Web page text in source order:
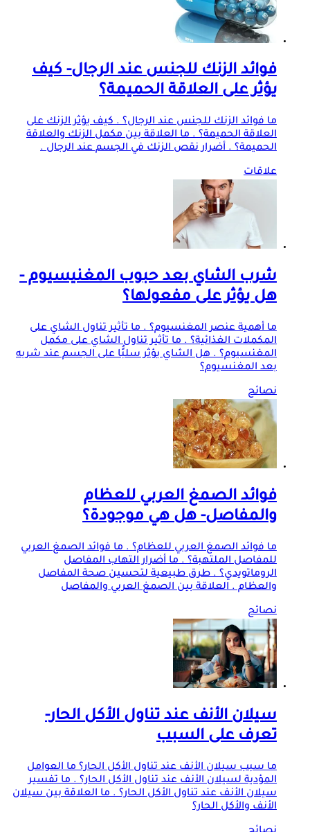
فوائد الزنك للجنس عند الرجال- كيف
يؤثر على العلاقة الحميمة؟
ما فوائد الزنك للجنس عند الرجال؟ . كيف يؤثر الزنك على
العلاقة الحميمة؟ . ما العلاقة بين مكمل الزنك والعلاقة
الحميمة؟ . أضرار نقص الزنك في الجسم عند الرجال .
علاقات
شرب الشاي بعد حبوب المغنيسيوم -
هل يؤثر على مفعولها؟
ما أهمية عنصر المغنسيوم؟ . ما تأثير تناول الشاي على
المكملات الغذائية؟ . ما تأثير تناول الشاي على مكمل
المغنسيوم؟ . هل الشاي يؤثر سلبًُا على الجسم عند شربه
بعد المغنسيوم؟
نصائح
فوائد الصمغ العربي للعظام
والمفاصل- هل هي موجودة؟
ما فوائد الصمغ العربي للعظام؟ . ما فوائد الصمغ العربي
للمفاصل الملتهبة؟ . ما أضرار التهاب المفاصل
الروماتويدي؟ . طرق طبيعية لتحسين صحة المفاصل
والعظام . العلاقة بين الصمغ العربي والمفاصل
نصائح
سيلان الأنف عند تناول الأكل الحار-
تعرف على السبب
ما سبب سيلان الأنف عند تناول الأكل الحار؟ ما العوامل
المؤدية لسيلان الأنف عند تناول الأكل الحار؟ . ما تفسير
سيلان الأنف عند تناول الأكل الحار؟ . ما العلاقة بين سيلان
الأنف والأكل الحار؟